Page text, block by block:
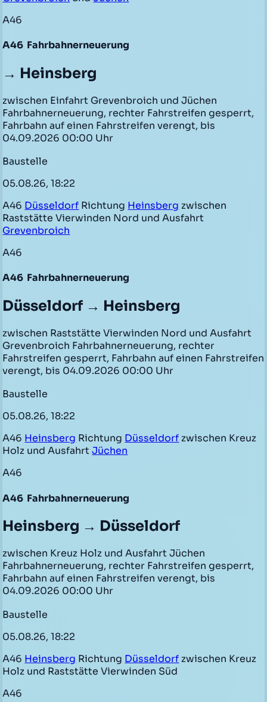
A46
A46 Fahrbahnerneuerung
→ Heinsberg
zwischen Einfahrt Grevenbroich und Jüchen
Fahrbahnerneuerung, rechter Fahrstreifen gesperrt,
Fahrbahn auf einen Fahrstreifen verengt, bis
04.09.2026 00:00 Uhr
Baustelle
05.08.26, 18:22
A46 Düsseldorf Richtung Heinsberg zwischen
Raststätte Vierwinden Nord und Ausfahrt
Grevenbroich
A46
A46 Fahrbahnerneuerung
Düsseldorf → Heinsberg
zwischen Raststätte Vierwinden Nord und Ausfahrt
Grevenbroich Fahrbahnerneuerung, rechter
Fahrstreifen gesperrt, Fahrbahn auf einen Fahrstreifen
verengt, bis 04.09.2026 00:00 Uhr
Baustelle
05.08.26, 18:22
A46 Heinsberg Richtung Düsseldorf zwischen Kreuz
Holz und AusfahrtJüchen
A46
A46 Fahrbahnerneuerung
Heinsberg → Düsseldorf
zwischen Kreuz Holz und Ausfahrt Jüchen
Fahrbahnerneuerung, rechter Fahrstreifen gesperrt,
Fahrbahn auf einen Fahrstreifen verengt, bis
04.09.2026 00:00 Uhr
Baustelle
05.08.26, 18:22
A46 Heinsberg Richtung Düsseldorf zwischen Kreuz
Holz und Raststätte Vierwinden Süd
A46